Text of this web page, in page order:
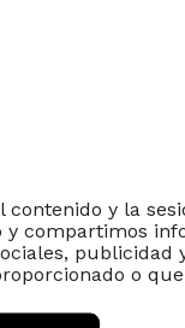
contenido y la
compartimos
publicidad
o
Ayuda
Contacto
Preguntas